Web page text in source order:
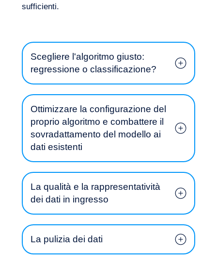
Volete salire a bordo?
sufficienti.
Scegliere l'algoritmo giusto:
regressione o classificazione?
Ottimizzare la configurazione del
proprio algoritmo e combattere il
sovradattamento del modello ai
dati esistenti
La qualità e la rappresentatività
dei dati in ingresso
La pulizia dei dati